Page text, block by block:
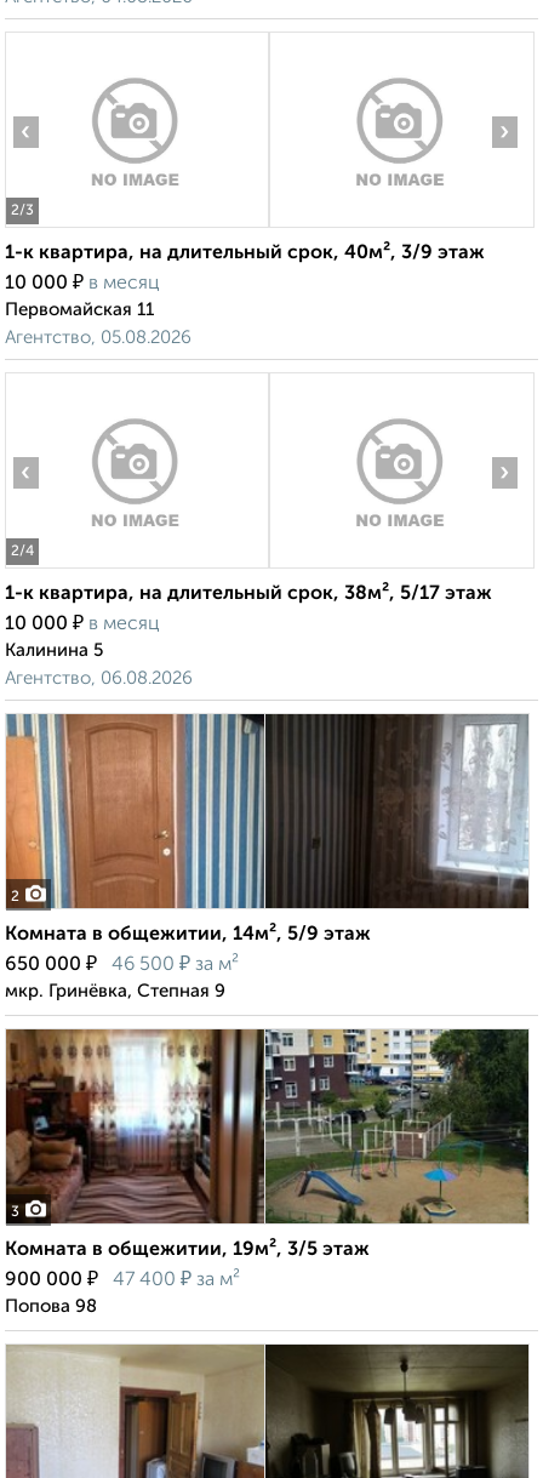
2/3
‹ ›
1-к квартира, на длительный срок, 40м², 3/9 этаж
10 000 ₽ в месяц
Первомайская 11
Агентство, 05.08.2026
2/4
‹ ›
1-к квартира, на длительный срок, 38м², 5/17 этаж
10 000 ₽ в месяц
Калинина 5
Агентство, 06.08.2026
2
Комната в общежитии, 14м², 5/9 этаж
650 000 ₽ 46 500 ₽ за м²
мкр. Гринёвка, Степная 9
3
Комната в общежитии, 19м², 3/5 этаж
900 000 ₽ 47 400 ₽ за м²
Попова 98